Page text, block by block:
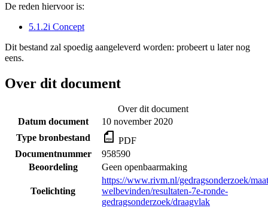
De reden hiervoor is:
5.1.2i Concept
Dit bestand zal spoedig aangeleverd worden: probeert u later nog
eens.
Over dit document
Over dit document
Datum document
10 november 2020
Type bronbestand
PDF
Documentnummer
958590
Beoordeling
Geen openbaarmaking
Toelichting
https://www.rivm.nl/gedragsonderzoek/
welbevinden/resultaten-7e-ronde-
gedragsonderzoek/draagvlak